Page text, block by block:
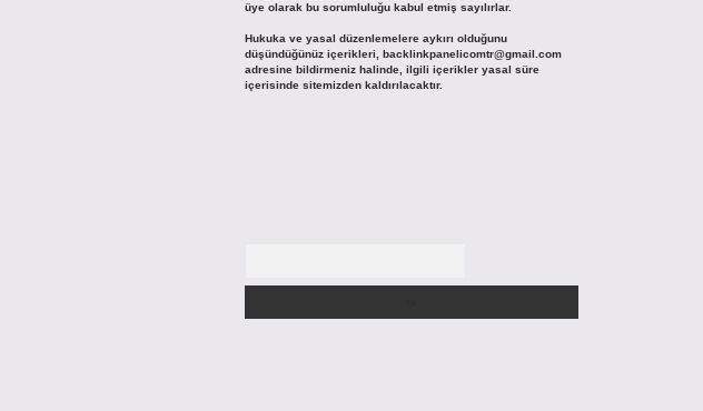
üye olarak bu sorumluluğu kabul etmiş sayılırlar.
Hukuka ve yasal düzenlemelere aykırı olduğunu
düşündüğünüz içerikleri, backlinkpanelicomtr@gmail.com
adresine bildirmeniz halinde, ilgili içerikler yasal süre
içerisinde sitemizden kaldırılacaktır.